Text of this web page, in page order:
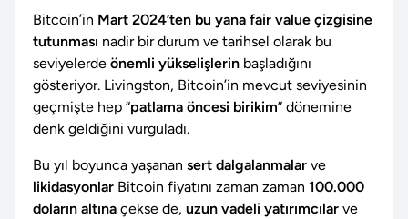
Bitcoin’in Mart 2024’ten bu yana fair value çizgisine
tutunması nadir bir durum ve tarihsel olarak bu
seviyelerde önemli yükselişlerin başladığını
gösteriyor. Livingston, Bitcoin’in mevcut seviyesinin
geçmişte hep “patlama öncesi birikim” dönemine
denk geldiğini vurguladı.
Bu yıl boyunca yaşanan sert dalgalanmalar ve
likidasyonlar Bitcoin fiyatını zaman zaman 100.000
doların altına çekse de, uzun vadeli yatırımcılar ve